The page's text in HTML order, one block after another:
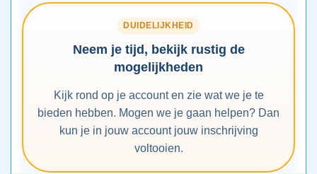
DUIDELIJKHEID
Neem je tijd, bekijk rustig de
mogelijkheden
Kijk rond op je account en zie wat we je te
bieden hebben. Mogen we je gaan helpen? Dan
kun je in jouw account jouw inschrijving
voltooien.